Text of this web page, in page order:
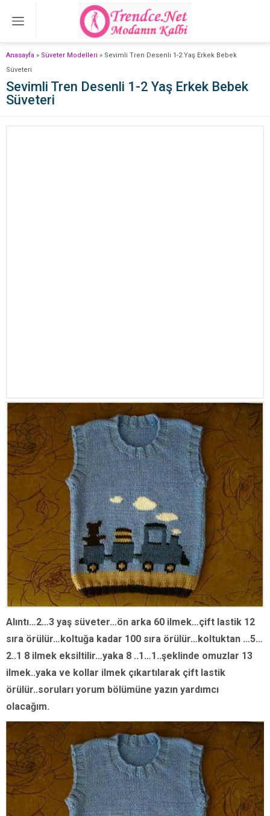
Anasayfa » Süveter Modelleri » Sevimli Tren Desenli 1-2 Yaş Erkek Bebek
Süveteri
Sevimli Tren Desenli 1-2 Yaş Erkek Bebek
Süveteri
Alıntı…2…3 yaş süveter…ön arka 60 ilmek…çift lastik 12
sıra örülür…koltuğa kadar 100 sıra örülür…koltuktan …5…
2..1 8 ilmek eksiltilir…yaka 8 ..1…1..şeklinde omuzlar 13
ilmek..yaka ve kollar ilmek çıkartılarak çift lastik
örülür..soruları yorum bölümüne yazın yardımcı
olacağım.